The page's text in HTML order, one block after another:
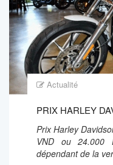
Actualité
PRIX HARLEY
Prix Harley
VND ou 24.000
dépendant de la